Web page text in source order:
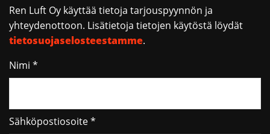
Ren Luft Oy käyttää tietoja tarjouspyynnön ja
yhteydenottoon. Lisätietoja tietojen käytöstä löydät
tietosuojaselosteestamme.
Nimi *
Sähköpostiosoite *